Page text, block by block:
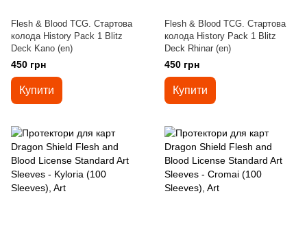
Flesh & Blood TCG. Стартова
колода History Pack 1 Blitz
Deck Kano (en)
450 грн
Купити
Flesh & Blood TCG. Стартова
колода History Pack 1 Blitz
Deck Rhinar (en)
450 грн
Купити